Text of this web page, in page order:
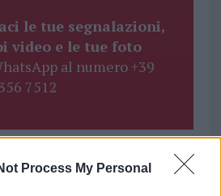
Process My Personal
le tue segnalazioni,
video e le tue foto
al numero +39
7512
le nostre ultime news